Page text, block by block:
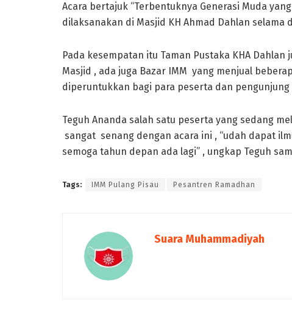
Acara bertajuk “Terbentuknya Generasi Muda
dilaksanakan di Masjid KH Ahmad Dahlan selama
Pada kesempatan itu Taman Pustaka KHA
Masjid , ada juga Bazar IMM yang menjual
diperuntukkan bagi para peserta dan
Teguh Ananda salah satu peserta yang sedang
sangat senang dengan acara ini , “udah dapat
semoga tahun depan ada lagi” , ungkap Teguh
Tags: IMM Pulang Pisau Pesantren Ramadhan
Suara Muhammadiyah